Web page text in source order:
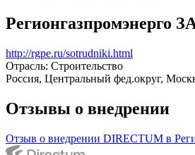
Регионгазпромэнерго
http://rgpe.ru/sotrudniki.html
Отрасль: Строительство
Россия, Центральный фед.округ,
Отзывы о внедрении
Отзыв о внедрении DIRECTUM в